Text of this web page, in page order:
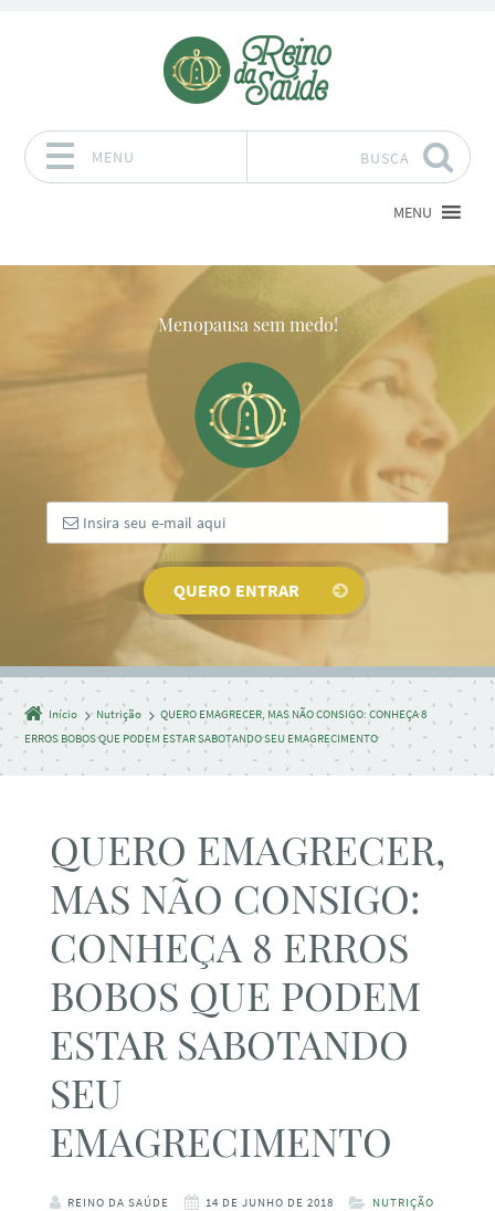
MENU
MENU
BUSCA
Menopausa sem medo!
Início Nutrição
QUERO EMAGRECER, MAS NÃO CONSIGO: CONHEÇA 8
ERROS BOBOS QUE PODEM ESTAR SABOTANDO SEU EMAGRECIMENTO
QUERO EMAGRECER,
MAS NÃO CONSIGO:
CONHEÇA 8 ERROS
BOBOS QUE PODEM
ESTAR SABOTANDO
SEU
EMAGRECIMENTO
REINO DA SAÚDE 14 DE JUNHO DE 2018 NUTRIÇÃO